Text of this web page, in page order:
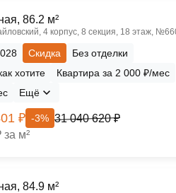
86.2 м²
4 корпус, 8 секция, 18 этаж,
Скидка
Без отделки
хотите
Квартира за 2 000 ₽/мес
Ещё
₽ -3% 31 040 620 ₽
за м²
84.9 м²